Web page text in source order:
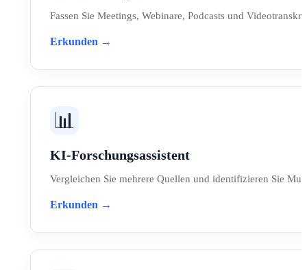
Fassen Sie Meetings, Webinare, Podcasts und
Erkunden →
📊
KI-Forschungsassistent
Vergleichen Sie mehrere Quellen und identifizieren Sie
Erkunden →